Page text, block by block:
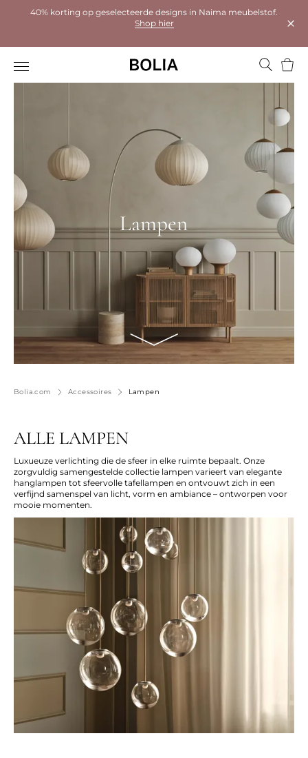
40% korting op geselecteerde designs in Naima meubelstof.
Shop hier
Lampen
Bolia.com Accessoires Lampen
ALLE LAMPEN
Luxueuze verlichting die de sfeer in elke ruimte bepaalt. Onze
zorgvuldig samengestelde collectie lampen varieert van elegante
hanglampen tot sfeervolle tafellampen en ontvouwt zich in een
verfijnd samenspel van licht, vorm en ambiance – ontworpen voor
mooie momenten.